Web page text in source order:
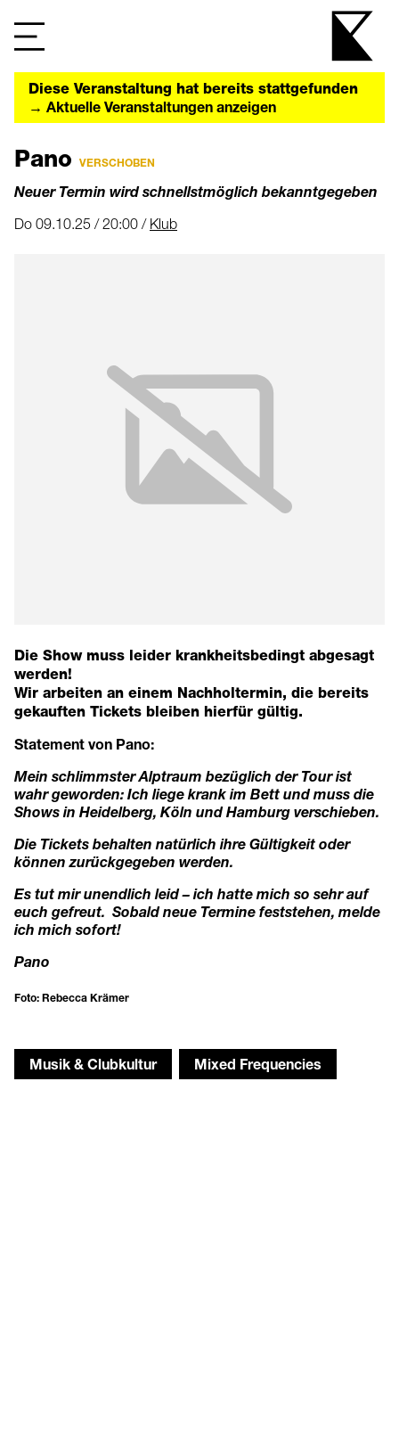
Diese Veranstaltung hat bereits stattgefunden
→ Aktuelle Veranstaltungen anzeigen
Pano VERSCHOBEN
Neuer Termin wird schnellstmöglich bekanntgegeben
Do 09.10.25 / 20:00 / Klub
Die Show muss leider krankheitsbedingt abgesagt
werden!
Wir arbeiten an einem Nachholtermin, die bereits
gekauften Tickets bleiben hierfür gültig.
Statement von Pano:
Mein schlimmster Alptraum bezüglich der Tour ist
wahr geworden: Ich liege krank im Bett und muss die
Shows in Heidelberg, Köln und Hamburg verschieben.
Die Tickets behalten natürlich ihre Gültigkeit oder
können zurückgegeben werden.
Es tut mir unendlich leid – ich hatte mich so sehr auf
euch gefreut. Sobald neue Termine feststehen, melde
ich mich sofort!
Pano
Foto: Rebecca Krämer
Musik & Clubkultur Mixed Frequencies